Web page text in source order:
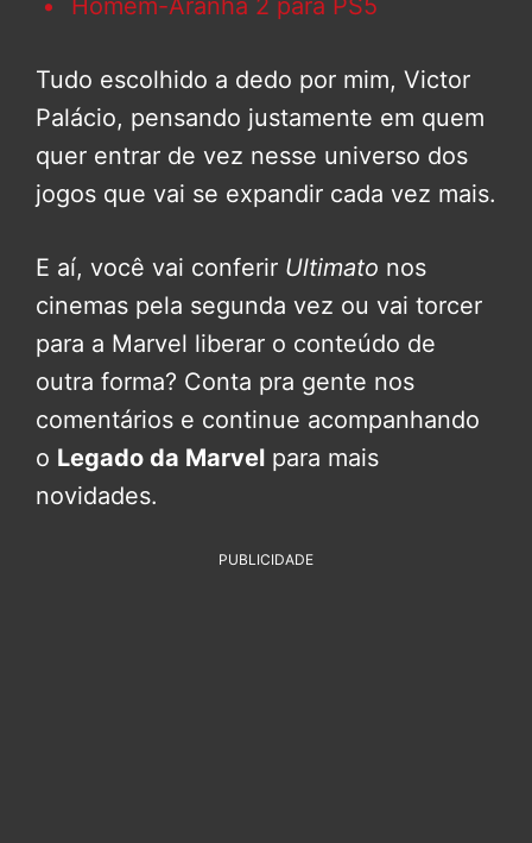
Homem-Aranha 2 para PS5
Tudo escolhido a dedo por mim, Victor
Palácio, pensando justamente em quem
quer entrar de vez nesse universo dos
jogos que vai se expandir cada vez mais.
E aí, você vai conferir Ultimato nos
cinemas pela segunda vez ou vai torcer
para a Marvel liberar o conteúdo de
outra forma? Conta pra gente nos
comentários e continue acompanhando
o Legado da Marvel para mais
novidades.
PUBLICIDADE